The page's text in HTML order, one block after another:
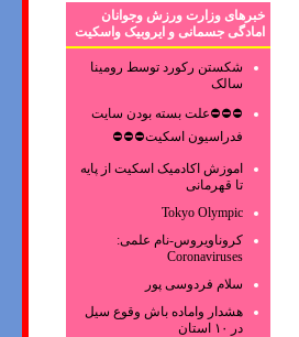
خبرهای وزارت ورزش وجوانان
امادگی جسمانی و ایروبیک واسکیت
شکستن رکورد توسط رومینا
سالک
⛔⛔⛔علت بسته بودن سایت
فدراسیون اسکیت⛔⛔⛔
اموزش اکادمیک اسکیت از پایه
تا قهرمانی
Tokyo Olympic
کروناویروس‌-نام علمی:
Coronaviruses
سلام فردوسی پور
هشدار واماده باش وقوع سیل
در ۱۰ استان